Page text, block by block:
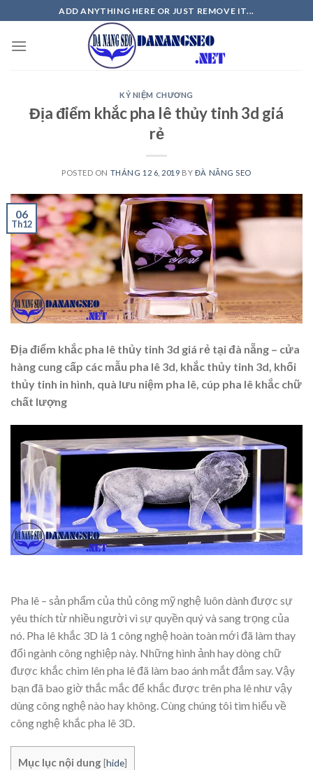
to
content
ADD ANYTHING HERE OR JUST REMOVE IT...
KỶ NIỆM CHƯƠNG
Địa điểm khắc pha lê thủy tinh 3d giá
rẻ
POSTED ON THÁNG 12 6, 2019 BY ĐÀ NẴNG SEO
06
Th12
Địa điểm khắc pha lê thủy tinh 3d giá rẻ tại đà nẵng – cửa
hàng cung cấp các mẫu pha lê 3d, khắc thủy tinh 3d, khối
thủy tinh in hình, quà lưu niệm pha lê, cúp pha lê khắc chữ
chất lượng
Pha lê – sản phẩm của thủ công mỹ nghệ luôn dành được sự
yêu thích từ nhiều người vì sự quyền quý và sang trọng của
nó. Pha lê khắc 3D là 1 công nghệ hoàn toàn mới đã làm thay
đổi ngành công nghiệp này. Những hình ảnh hay dòng chữ
được khắc chìm lên pha lê đã làm bao ánh mắt đắm say. Vậy
bạn đã bao giờ thắc mắc để khắc được trên pha lê như vậy
dùng công nghệ nào hay không. Cùng chúng tôi tìm hiểu về
công nghệ khắc pha lê 3D.
Mục lục nội dung[hide]